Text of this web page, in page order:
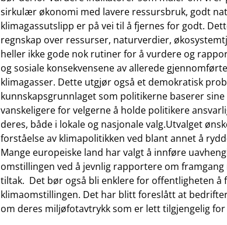
sirkulær økonomi med lavere ressursbruk, godt
klimagassutslipp er på vei til å fjernes for godt.
regnskap over ressurser, naturverdier,
heller ikke gode nok rutiner for å vurdere og
og sosiale konsekvensene av allerede
klimagasser. Dette utgjør også et demokratisk
kunnskapsgrunnlaget som politikerne baserer
vanskeligere for velgerne å holde politikere
deres, både i lokale og nasjonale valg.Utvalget
forståelse av klimapolitikken ved blant annet å
Mange europeiske land har valgt å innføre
omstillingen ved å jevnlig rapportere om
tiltak. Det bør også bli enklere for offentligheten å
klimaomstillingen. Det har blitt foreslått at
om deres miljøfotavtrykk som er lett tilgjengelig